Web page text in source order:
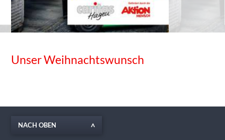
Unser Weihnachtswunsch
NACH OBEN